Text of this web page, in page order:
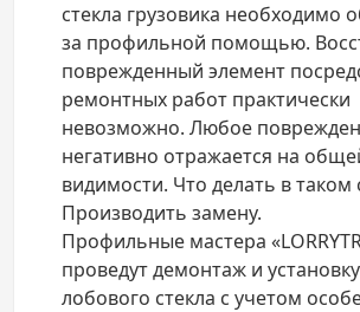
стекла грузовика необходимо
за профильной помощью.
поврежденный элемент
ремонтных работ практически
невозможно. Любое
негативно отражается на
видимости. Что делать в таком
Производить замену.
Профильные мастера
проведут демонтаж и
лобового стекла с учетом